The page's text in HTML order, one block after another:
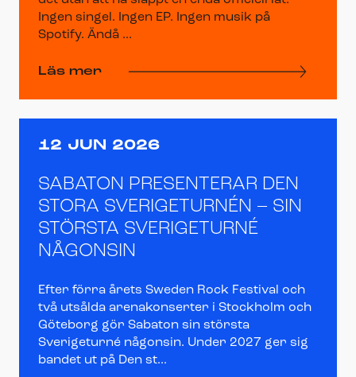
Ingen singel. Ingen EP. Ingen musik på
Spotify. Ändå ...
Läs mer
12 JUN 2026
SABATON PRESENTERAR DEN
STORA SVERIGETURNÉN – SIN
STÖRSTA SVERIGETURNÉ
NÅGONSIN
Efter förra årets Sweden Rock Festival och
två utsålda arenakonserter i Stockholm och
Göteborg gör Sabaton sin största
Sverigeturné någonsin. Under 2027 ger sig
bandet ut på Den st...